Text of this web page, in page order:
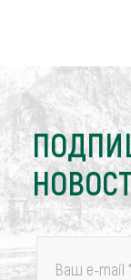
Ваш e-mail